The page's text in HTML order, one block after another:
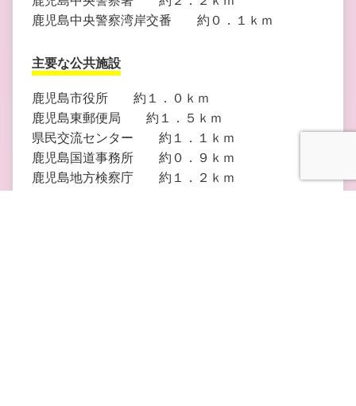
鹿児島中央警察湾岸交番 約０．１ｋｍ
主要な公共施設
鹿児島市役所 約１．０ｋｍ
鹿児島東郵便局 約１．５ｋｍ
県民交流センター 約１．１ｋｍ
鹿児島国道事務所 約０．９ｋｍ
鹿児島地方検察庁 約１．２ｋｍ